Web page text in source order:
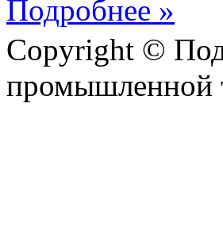
Подробнее »
Copyright ©
промышленной